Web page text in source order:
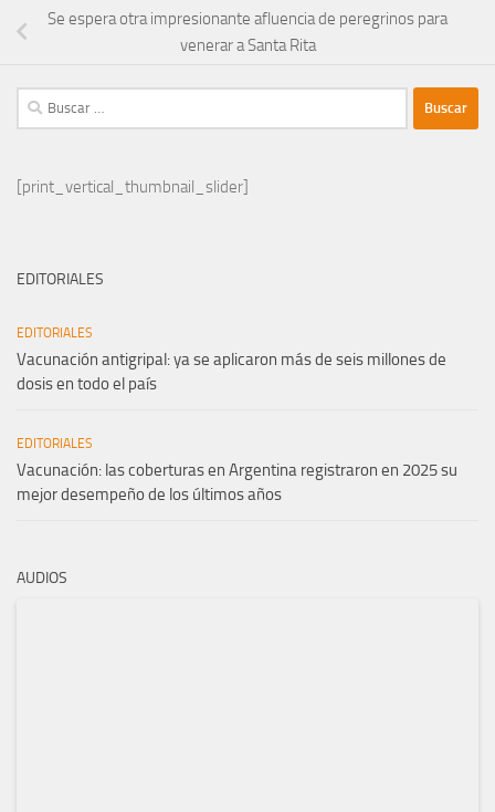
Se espera otra impresionante afluencia de peregrinos para
venerar a Santa Rita
Buscar:
[print_vertical_thumbnail_slider]
EDITORIALES
EDITORIALES
Vacunación antigripal: ya se aplicaron más de seis millones de
dosis en todo el país
EDITORIALES
Vacunación: las coberturas en Argentina registraron en 2025 su
mejor desempeño de los últimos años
AUDIOS